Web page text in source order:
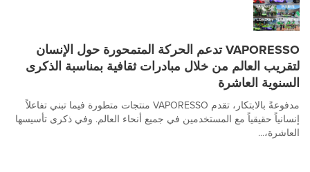
VAPORESSO تدعم الحركة المتمحورة حول الإنسان
لتقريب العالم من خلال مبادرات ثقافية بمناسبة الذكرى
السنوية العاشرة
مدفوعةً بالابتكار، تقدم VAPORESSO منتجات متطورة فيما تبني تفاعلاً
إنسانياً حقيقياً مع المستخدمين في جميع أنحاء العالم. وفي ذكرى تأسيسها
العاشرة،...